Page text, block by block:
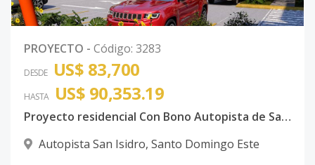
PROYECTO - Código: 3283
DESDE US$ 83,700
HASTA US$ 90,353.19
Proyecto residencial Con Bono Autopista de San Isidro
Autopista San Isidro, Santo Domingo Este